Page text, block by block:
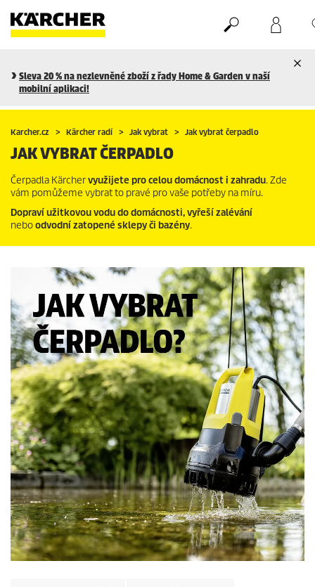
Nákupní košík
Seznam oblíbených produktů
Sleva 20 % na nezlevněné zboží z řady Home & Garden v naší
mobilní aplikaci!
Karcher.cz Kärcher radí Jak vybrat Jak vybrat čerpadlo
JAK VYBRAT ČERPADLO
Čerpadla Kärchervyužijete pro celou domácnost i zahradu. Zde
vám pomůžeme vybrat to pravé pro vaše potřeby na míru.
Dopraví užitkovou vodu do domácnosti,vyřeší zalévání
neboodvodní zatopené sklepy či bazény.